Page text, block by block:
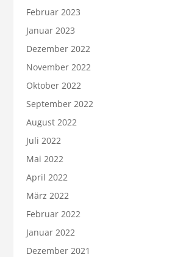
Februar 2023
Januar 2023
Dezember 2022
November 2022
Oktober 2022
September 2022
August 2022
Juli 2022
Mai 2022
April 2022
März 2022
Februar 2022
Januar 2022
Dezember 2021